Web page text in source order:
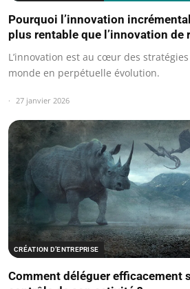
Pourquoi l’innovation
plus rentable que l’innovation de
L’innovation est au cœur des
monde en perpétuelle évolution.
27 janvier 2026
CRÉATION D’ENTREPRISE
Comment déléguer efficacement